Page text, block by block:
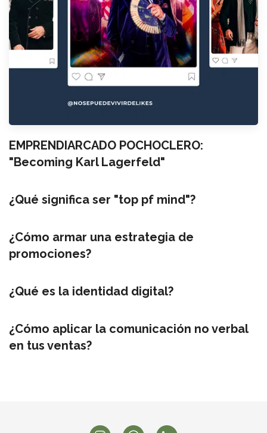
EMPRENDIARCADO POCHOCLERO:
"Becoming Karl Lagerfeld"
¿Qué significa ser "top pf mind"?
¿Cómo armar una estrategia de
promociones?
¿Qué es la identidad digital?
¿Cómo aplicar la comunicación no verbal
en tus ventas?